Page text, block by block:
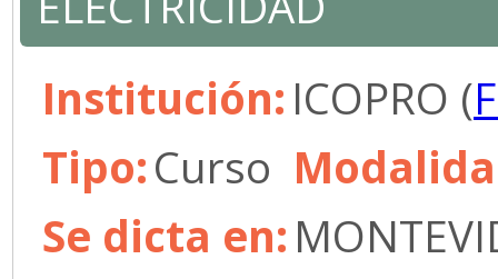
Institución: ICOPRO (
Tipo:Curso
Se dicta en: